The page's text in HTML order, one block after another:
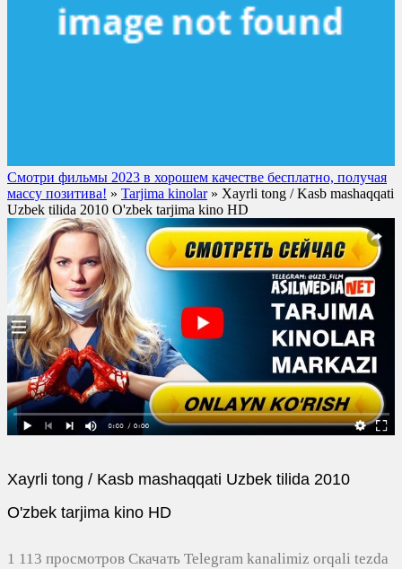
Смотри фильмы 2023 в хорошем качестве бесплатно, получая
массу позитива! » Tarjima kinolar» Xayrli tong / Kasb mashaqqati
Uzbek tilida 2010 O'zbek tarjima kino HD
Xayrli tong / Kasb mashaqqati Uzbek tilida 2010
O'zbek tarjima kino HD
1 113 просмотров Скачать Telegram kanalimiz orqali tezda